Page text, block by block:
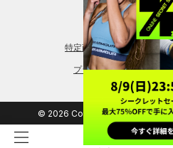
レギンス＆タイツ
特定商取引法に基づく通販
プライバシーポリシー
© 2026 Copyright DOME